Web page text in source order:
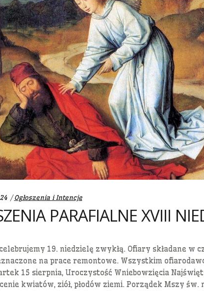
Categories:
Ogłoszenia i Intencje
PARAFIALNE XVIII
19. niedzielę zwykłą. Ofiary składane w
na prace remontowe. Wszystkim
15 sierpnia, Uroczystość Wniebowzięcia
kwiatów, ziół, płodów ziemi. Porządek Mszy św.